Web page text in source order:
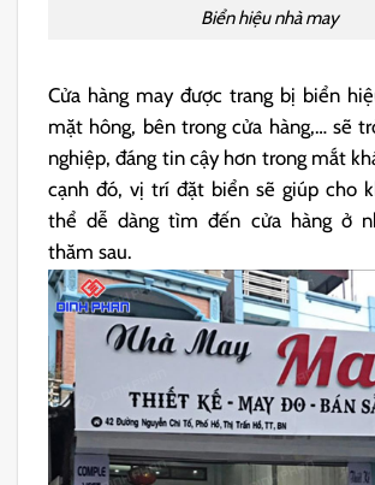
Biển hiệu nhà may
Cửa hàng may được trang bị biển
mặt hông, bên trong cửa hàng,… sẽ
nghiệp, đáng tin cậy hơn trong mắt
cạnh đó, vị trí đặt biển sẽ giúp cho
thể dễ dàng tìm đến cửa hàng ở
thăm sau.